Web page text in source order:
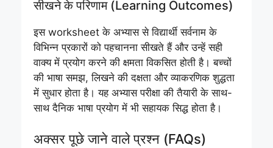
सीखने के परिणाम (Learning Outcomes)
इस worksheet के अभ्यास से विद्यार्थी सर्वनाम के
विभिन्न प्रकारों को पहचानना सीखते हैं और उन्हें सही
वाक्य में प्रयोग करने की क्षमता विकसित होती है। बच्चों
की भाषा समझ, लिखने की दक्षता और व्याकरणिक शुद्धता
में सुधार होता है। यह अभ्यास परीक्षा की तैयारी के साथ-
साथ दैनिक भाषा प्रयोग में भी सहायक सिद्ध होता है।
अक्सर पूछे जाने वाले प्रश्न (FAQs)